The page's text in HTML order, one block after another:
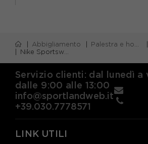
Abbigliamento Palestra e home gym
Nike Sportswear Club Shorts Sportivi Big Swoosh Nero Bambino
Servizio clienti: dal lunedì a
dalle 9:00 alle 13:00
info@sportlandweb.it
+39.030.7778571
LINK UTILI